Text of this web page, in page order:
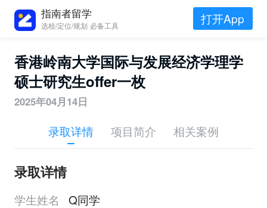
指南者留学
选校/定位/规划 必备工具 打开App
香港岭南大学国际与发展经济学理学
硕士研究生offer一枚
2025年04月14日
录取详情 项目简介 相关案例
录取详情
学生姓名
Q同学